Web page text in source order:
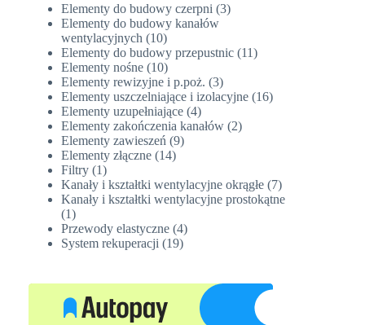
Elementy do budowy czerpni 33
Elementy do budowy kanałów
wentylacyjnych
1010
produktów
Elementy do budowy przepustnic 1111
Elementy nośne 1010
produktów
Elementy rewizyjne i p.poż. 33
produkty
Elementy uszczelniające i izolacyjne 1616
Elementy uzupełniające 44
produkty
Elementy zakończenia kanałów 22
Elementy zawieszeń 99
Elementy złączne 1414
Filtry 11
produkt
Kanały i kształtki wentylacyjne okrągłe 77
produktów
Kanały i kształtki wentylacyjne prostokątne
11
produkt
Przewody elastyczne 44
produkty
System rekuperacji 1919